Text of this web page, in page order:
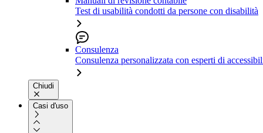
Test di usabilità condotti da persone con disabilità
Consulenza
Consulenza personalizzata con esperti di
Chiudi
Casi d'uso